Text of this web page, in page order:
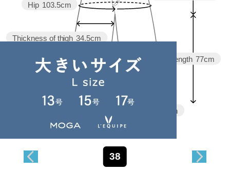
Inseam length 77cm
29.5cm
Thickness of thigh 34.5cm
Hip 103.5cm
38